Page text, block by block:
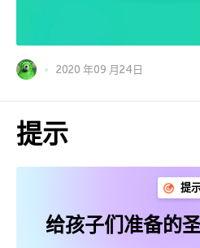
2020 年09 月24日
提示
提
给孩子们准备的